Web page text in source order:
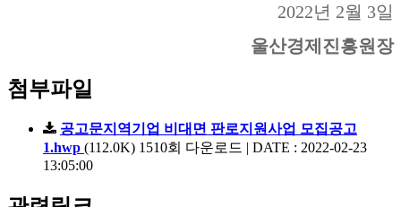
2022년 2월 3일
울산경제진흥원장
첨부파일
공고문지역기업 비대면 판로지원사업 모집공고
1.hwp (112.0K) 1510회 다운로드 | DATE : 2022-02-23
13:05:00